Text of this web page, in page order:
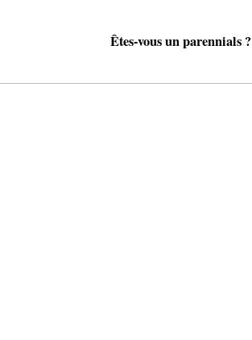
Êtes-vous un parennials ?